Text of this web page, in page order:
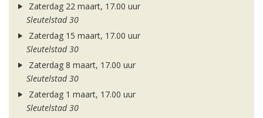
Zaterdag 22 maart, 17.00 uur
Sleutelstad 30
Zaterdag 15 maart, 17.00 uur
Sleutelstad 30
Zaterdag 8 maart, 17.00 uur
Sleutelstad 30
Zaterdag 1 maart, 17.00 uur
Sleutelstad 30